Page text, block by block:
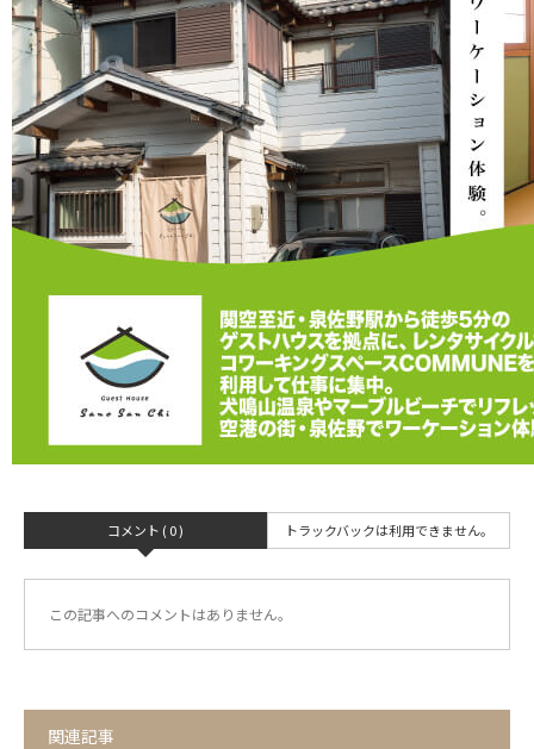
コメント ( 0 ) トラックバックは利用できません。
この記事へのコメントはありません。
関連記事